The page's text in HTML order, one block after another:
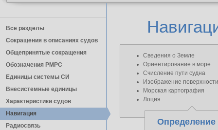
Все разделы
Сокращения в описаниях судов
Общепринятые сокращения
Обозначения РМРС
Единицы cистемы СИ
Внесистемные единицы
Характеристики судов
Навигация
Радиосвязь
Сведения о Земле
Ориентирование в море
Счисление пути судна
Изображение
Морская картография
Лоция
Определение